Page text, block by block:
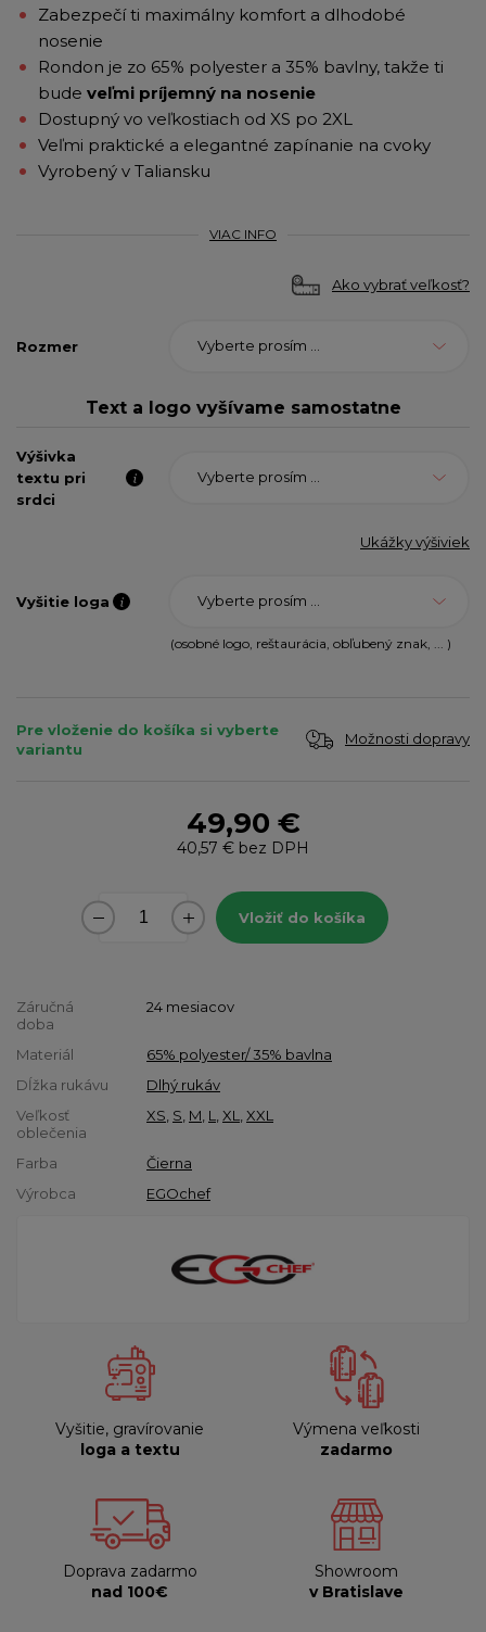
Zabezpečí ti maximálny komfort a dlhodobé
nosenie
Rondon je zo 65% polyester a 35% bavlny, takže ti
bude veľmi príjemný na nosenie
Dostupný vo veľkostiach od XS po 2XL
Veľmi praktické a elegantné zapínanie na cvoky
Vyrobený v Taliansku
VIAC INFO
Ako vybrať veľkosť?
Rozmer Vyberte prosím ...
Text a logo vyšívame samostatne
Výšivka
textu pri
srdci
Vyberte prosím ...
Ukážky výšiviek
Vyšitie loga Vyberte prosím ...
(osobné logo, reštaurácia, obľubený znak, ... )
Pre vloženie do košíka si vyberte
variantu
Možnosti dopravy
49,90 €
40,57 € bez DPH
Vložiť do košíka
Záručná
doba
24 mesiacov
Materiál
65% polyester/ 35% bavlna
Dĺžka rukávu
Dlhý rukáv
Veľkosť
oblečenia
XS S M L XL XXL
Farba
Čierna
Výrobca
EGOchef
Vyšitie, gravírovanie
loga a textu
Výmena veľkosti
zadarmo
Doprava zadarmo
nad 100€
Showroom
v Bratislave